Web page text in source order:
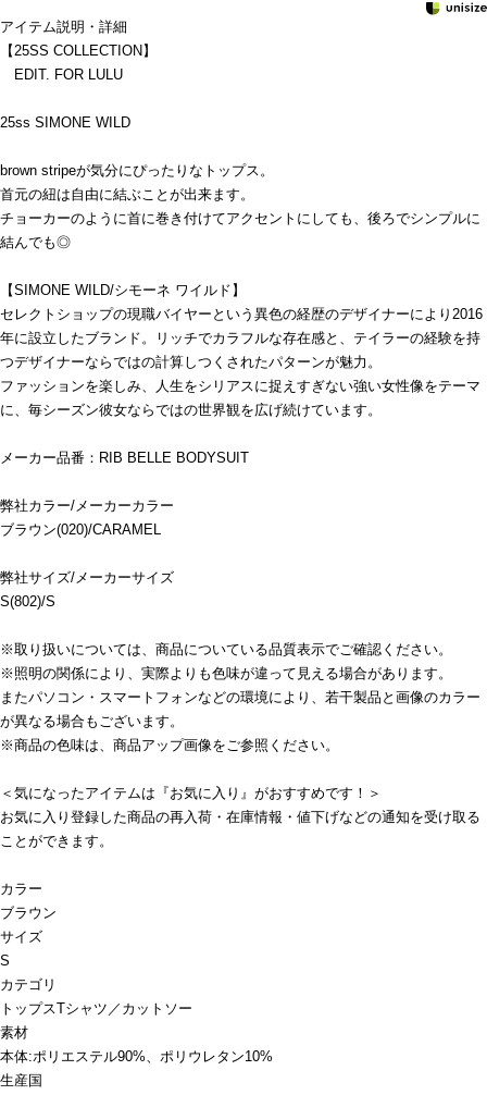
アイテム説明・詳細
【25SS COLLECTION】
EDIT. FOR LULU
25ss SIMONE WILD
brown stripeが気分にぴったりなトップス。
首元の紐は自由に結ぶことが出来ます。
チョーカーのように首に巻き付けてアクセントにしても、後ろでシンプルに
結んでも◎
【SIMONE WILD/シモーネ ワイルド】
セレクトショップの現職バイヤーという異色の経歴のデザイナーにより2016
年に設立したブランド。リッチでカラフルな存在感と、テイラーの経験を持
つデザイナーならではの計算しつくされたパターンが魅力。
ファッションを楽しみ、人生をシリアスに捉えすぎない強い女性像をテーマ
に、毎シーズン彼女ならではの世界観を広げ続けています。
メーカー品番：RIB BELLE BODYSUIT
弊社カラー/メーカーカラー
ブラウン(020)/CARAMEL
弊社サイズ/メーカーサイズ
S(802)/S
※取り扱いについては、商品についている品質表示でご確認ください。
※照明の関係により、実際よりも色味が違って見える場合があります。
またパソコン・スマートフォンなどの環境により、若干製品と画像のカラー
が異なる場合もございます。
※商品の色味は、商品アップ画像をご参照ください。
＜気になったアイテムは『お気に入り』がおすすめです！＞
お気に入り登録した商品の再入荷・在庫情報・値下げなどの通知を受け取る
ことができます。
カラー
ブラウン
サイズ
S
カテゴリ
トップスTシャツ／カットソー
素材
本体:ポリエステル90%、ポリウレタン10%
生産国